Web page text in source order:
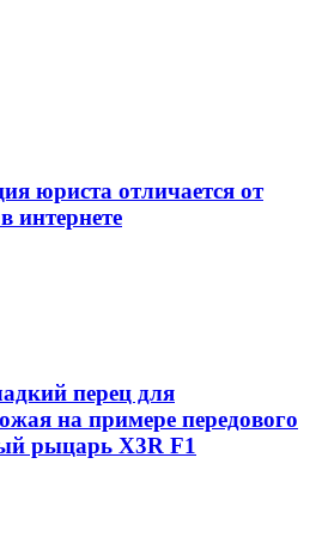
юриста отличается от
интернете
перец для
на примере передового
рыцарь X3R F1